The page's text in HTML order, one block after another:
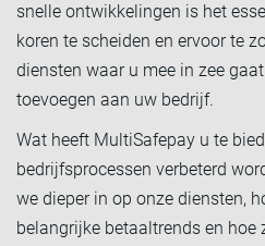
snelle ontwikkelingen is het
koren te scheiden en ervoor te
diensten waar u mee in zee
toevoegen aan uw bedrijf.
Wat heeft MultiSafepay u te
bedrijfsprocessen verbeterd
we dieper in op onze diensten,
belangrijke betaaltrends en hoe